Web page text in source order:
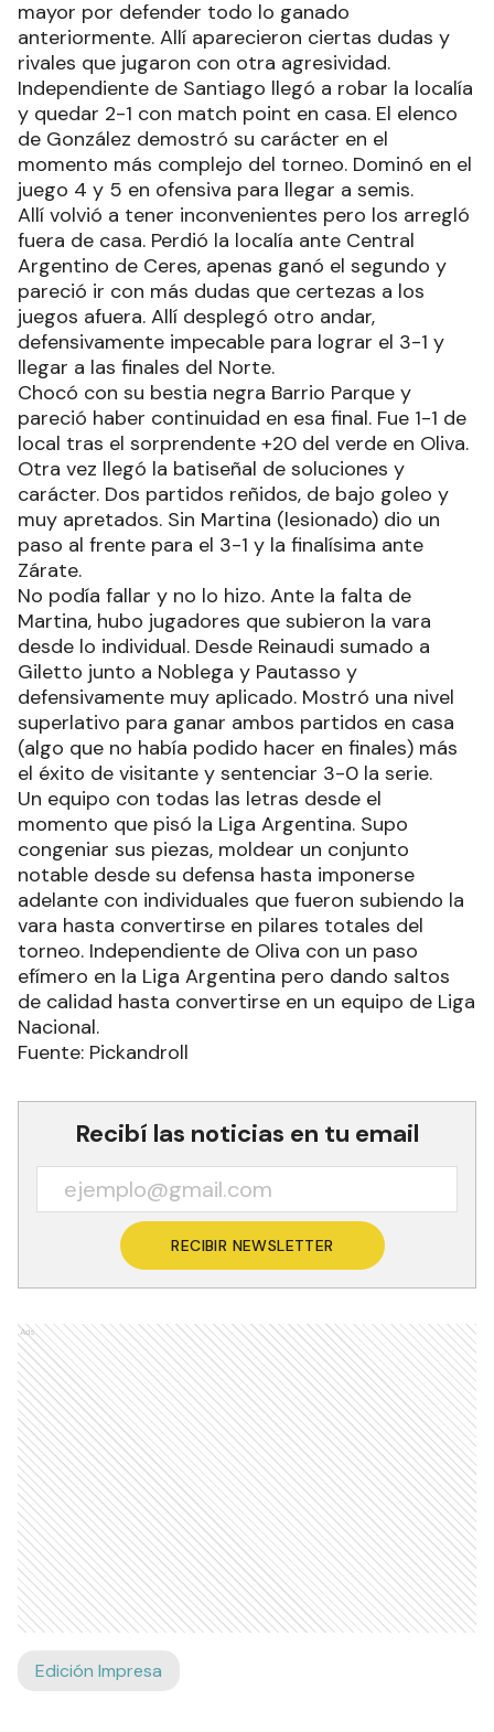
mayor por defender todo lo ganado
anteriormente. Allí aparecieron ciertas dudas y
rivales que jugaron con otra agresividad.
Independiente de Santiago llegó a robar la localía
y quedar 2-1 con match point en casa. El elenco
de González demostró su carácter en el
momento más complejo del torneo. Dominó en el
juego 4 y 5 en ofensiva para llegar a semis.
Allí volvió a tener inconvenientes pero los arregló
fuera de casa. Perdió la localía ante Central
Argentino de Ceres, apenas ganó el segundo y
pareció ir con más dudas que certezas a los
juegos afuera. Allí desplegó otro andar,
defensivamente impecable para lograr el 3-1 y
llegar a las finales del Norte.
Chocó con su bestia negra Barrio Parque y
pareció haber continuidad en esa final. Fue 1-1 de
local tras el sorprendente +20 del verde en Oliva.
Otra vez llegó la batiseñal de soluciones y
carácter. Dos partidos reñidos, de bajo goleo y
muy apretados. Sin Martina (lesionado) dio un
paso al frente para el 3-1 y la finalísima ante
Zárate.
No podía fallar y no lo hizo. Ante la falta de
Martina, hubo jugadores que subieron la vara
desde lo individual. Desde Reinaudi sumado a
Giletto junto a Noblega y Pautasso y
defensivamente muy aplicado. Mostró una nivel
superlativo para ganar ambos partidos en casa
(algo que no había podido hacer en finales) más
el éxito de visitante y sentenciar 3-0 la serie.
Un equipo con todas las letras desde el
momento que pisó la Liga Argentina. Supo
congeniar sus piezas, moldear un conjunto
notable desde su defensa hasta imponerse
adelante con individuales que fueron subiendo la
vara hasta convertirse en pilares totales del
torneo. Independiente de Oliva con un paso
efímero en la Liga Argentina pero dando saltos
de calidad hasta convertirse en un equipo de Liga
Nacional.
Fuente: Pickandroll
Recibí las noticias en tu email
RECIBIR NEWSLETTER
Ads
Edición Impresa